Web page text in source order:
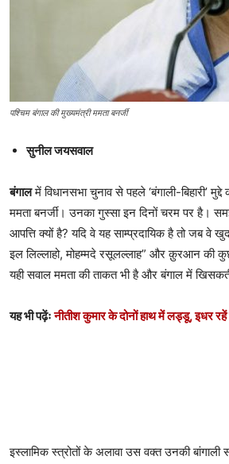
पश्चिम बंगाल की मुख्यमंत्री ममता बनर्जी
सुनील जयसवाल
बंगालमें विधानसभा चुनाव से पहले ‘बंगाली-बिहारी’
ममता बनर्जी। उनका गुस्सा इन दिनों चरम पर है।
आपत्ति क्यों है? यदि वे यह साम्प्रदायिक है तो जब वे
इल लिल्लाहो, मोहम्मदे रसूलल्लाह” और क़ुरआन की
यही सवाल ममता की ताकत भी है और बंगाल में
यह भी पढ़ेंःनीतीश कुमार के दोनों हाथ में लड्डू, इधर
इस्लामिक स्त्रोतों के अलावा उस वक्त उनकी